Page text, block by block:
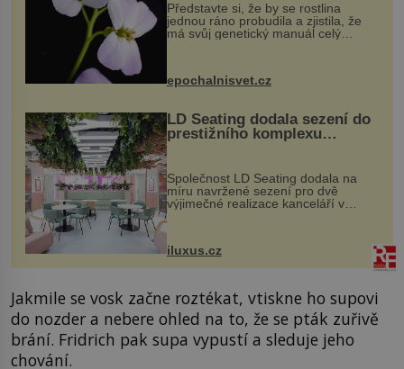
Představte si, že by se rostlina
jednou ráno probudila a zjistila, že
má svůj genetický manuál celý
vstupenka...
epochalnisvet.cz
LD Seating dodala sezení do
prestižního komplexu
MediaCityUK v Salfordu
Společnost LD Seating dodala na
míru navržené sezení pro dvě
výjimečné realizace kanceláří v
areálu MediaCityUK v anglickém
budov Media...
iluxus.cz
Jakmile se vosk začne roztékat, vtiskne ho supovi
do nozder a nebere ohled na to, že se pták zuřivě
brání. Fridrich pak supa vypustí a sleduje jeho
chování.